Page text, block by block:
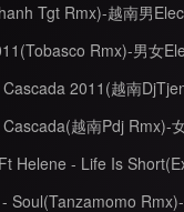
Tgt Rmx)-越南男
Rmx)-男女
2011(越南
越南Pdj Rmx)-
Soul(Tanzamomo